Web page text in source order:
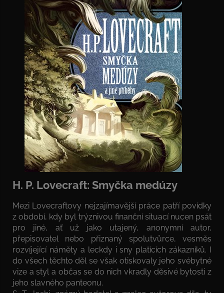
H. P. Lovecraft: Smyčka medúzy
Mezi Lovecraftovy nejzajímavější práce patří povídky
z období, kdy byl trýznivou finanční situací nucen psát
pro jiné, ať už jako utajený, anonymní autor,
přepisovatel nebo přiznaný spolutvůrce, vesměs
rozvíjející náměty a leckdy i sny platících zákazníků. I
do všech těchto děl se však otiskovaly jeho svébytné
vize a styl a občas se do nich vkradly děsivé bytosti z
jeho slavného panteonu.